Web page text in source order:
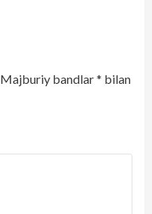
Majburiy bandlar* bilan